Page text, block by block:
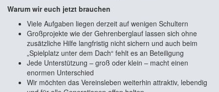
Warum wir euch jetzt brauchen
Viele Aufgaben liegen derzeit auf wenigen Schultern
Großprojekte wie der Gehrenberglauf lassen sich ohne
zusätzliche Hilfe langfristig nicht sichern und auch beim
„Spielplatz unter dem Dach“ fehlt es an Beteiligung
Jede Unterstützung – groß oder klein – macht einen
enormen Unterschied
Wir möchten das Vereinsleben weiterhin attraktiv, lebendig